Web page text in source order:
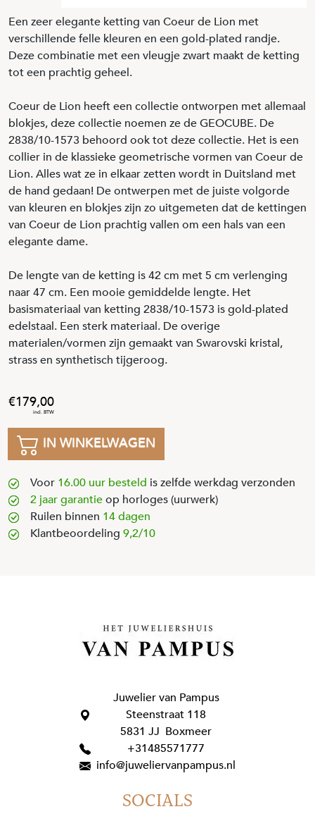
Een zeer elegante ketting van Coeur de Lion met
verschillende felle kleuren en een gold-plated randje.
Deze combinatie met een vleugje zwart maakt de ketting
tot een prachtig geheel.
Coeur de Lion heeft een collectie ontworpen met allemaal
blokjes, deze collectie noemen ze de GEOCUBE. De
2838/10-1573 behoord ook tot deze collectie. Het is een
collier in de klassieke geometrische vormen van Coeur de
Lion. Alles wat ze in elkaar zetten wordt in Duitsland met
de hand gedaan! De ontwerpen met de juiste volgorde
van kleuren en blokjes zijn zo uitgemeten dat de kettingen
van Coeur de Lion prachtig vallen om een hals van een
elegante dame.
De lengte van de ketting is 42 cm met 5 cm verlenging
naar 47 cm. Een mooie gemiddelde lengte. Het
basismateriaal van ketting 2838/10-1573 is gold-plated
edelstaal. Een sterk materiaal. De overige
materialen/vormen zijn gemaakt van Swarovski kristal,
strass en synthetisch tijgeroog.
179,00
IN WINKELWAGEN
Voor 16.00 uur besteld is zelfde werkdag verzonden
2 jaar garantieop horloges (uurwerk)
Ruilen binnen 14 dagen
Klantbeoordeling 9,2/10
Juwelier van Pampus
Steenstraat 118
5831 JJ Boxmeer
+31485571777
info@juweliervanpampus.nl
SOCIALS